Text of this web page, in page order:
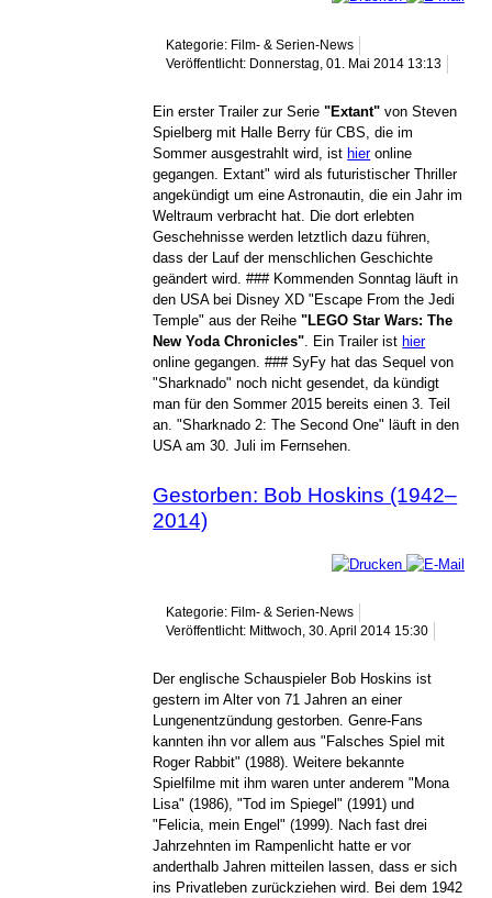
Kategorie: Film- & Serien-News
Veröffentlicht: Donnerstag, 01. Mai 2014 13:13
Ein erster Trailer zur Serie"Extant" von Steven
Spielberg mit Halle Berry für CBS, die im
Sommer ausgestrahlt wird, isthieronline
gegangen. Extant" wird als futuristischer Thriller
angekündigt um eine Astronautin, die ein Jahr im
Weltraum verbracht hat. Die dort erlebten
Geschehnisse werden letztlich dazu führen,
dass der Lauf der menschlichen Geschichte
geändert wird. ### Kommenden Sonntag läuft in
den USA bei Disney XD "Escape From the Jedi
Temple" aus der Reihe "LEGO Star Wars: The
New Yoda Chronicles" . Ein Trailer isthier
online gegangen. ### SyFy hat das Sequel von
"Sharknado" noch nicht gesendet, da kündigt
man für den Sommer 2015 bereits einen 3. Teil
an. "Sharknado 2: The Second One" läuft in den
USA am 30. Juli im Fernsehen.
Gestorben: Bob Hoskins (1942–
2014)
Kategorie: Film- & Serien-News
Veröffentlicht: Mittwoch, 30. April 2014 15:30
Der englische Schauspieler Bob Hoskins ist
gestern im Alter von 71 Jahren an einer
Lungenentzündung gestorben. Genre-Fans
kannten ihn vor allem aus "Falsches Spiel mit
Roger Rabbit" (1988). Weitere bekannte
Spielfilme mit ihm waren unter anderem "Mona
Lisa" (1986), "Tod im Spiegel" (1991) und
"Felicia, mein Engel" (1999). Nach fast drei
Jahrzehnten im Rampenlicht hatte er vor
anderthalb Jahren mitteilen lassen, dass er sich
ins Privatleben zurückziehen wird. Bei dem 1942